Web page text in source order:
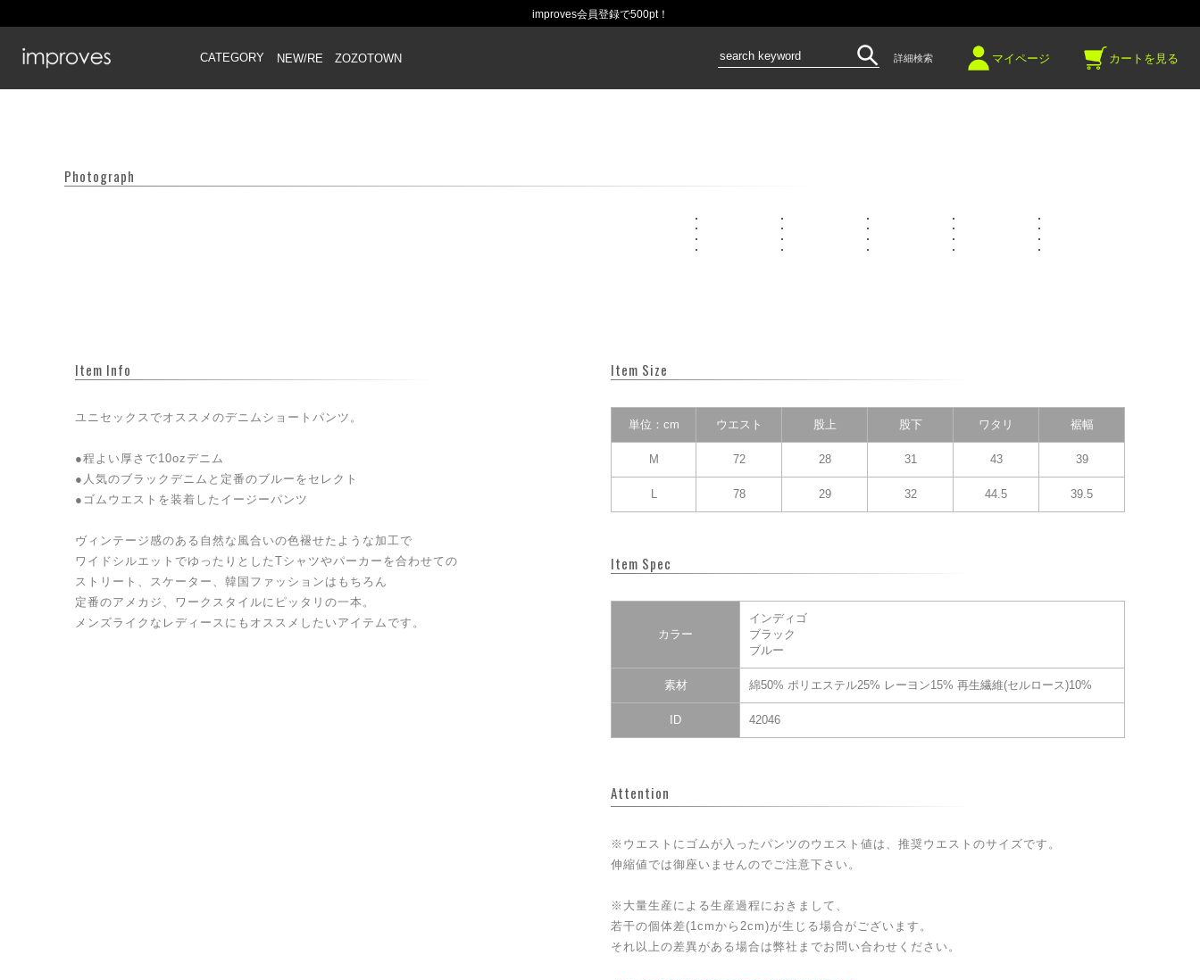
improves会員登録で500pt！
CATEGORY NEW/RE ZOZOTOWN 詳細検索 マイページ カートを見る
Photograph
Item Info
ユニセックスでオススメのデニムショートパンツ。
●程よい厚さで10ozデニム
●人気のブラックデニムと定番のブルーをセレクト
●ゴムウエストを装着したイージーパンツ
ヴィンテージ感のある自然な風合いの色褪せたような加工で
ワイドシルエットでゆったりとしたTシャツやパーカーを合わせての
ストリート、スケーター、韓国ファッションはもちろん
定番のアメカジ、ワークスタイルにピッタリの一本。
メンズライクなレディースにもオススメしたいアイテムです。
Item Size
単位：cm ウエスト 股上 股下 ワタリ 裾幅
M 72 28 31 43 39
L 78 29 32 44.5 39.5
Item Spec
カラー
インディゴ
ブラック
ブルー
素材 綿50% ポリエステル25% レーヨン15% 再生繊維(セルロース)10%
ID 42046
Attention
※ウエストにゴムが入ったパンツのウエスト値は、推奨ウエストのサイズです。
伸縮値では御座いませんのでご注意下さい。
※大量生産による生産過程におきまして、
若干の個体差(1cmから2cm)が生じる場合がございます。
それ以上の差異がある場合は弊社までお問い合わせください。